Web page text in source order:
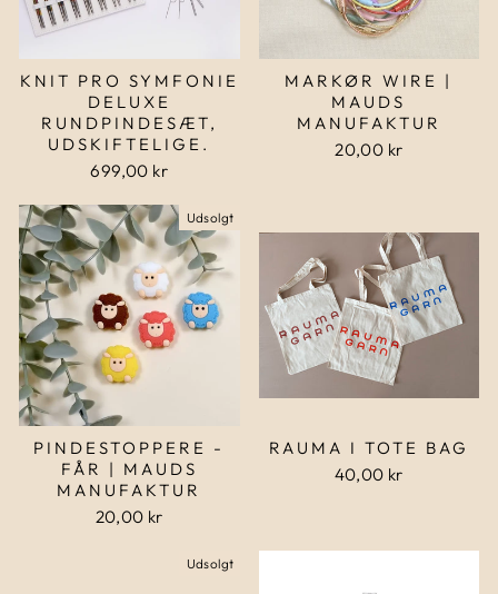
KNIT PRO SYMFONIE
DELUXE
RUNDPINDESÆT,
UDSKIFTELIGE.
699,00 kr
MARKØR WIRE |
MAUDS
MANUFAKTUR
20,00 kr
Udsolgt
PINDESTOPPERE -
FÅR | MAUDS
MANUFAKTUR
20,00 kr
RAUMA I TOTE BAG
40,00 kr
Udsolgt